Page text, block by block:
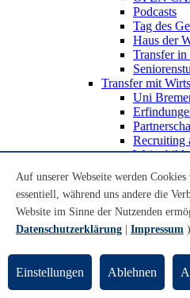
Podcasts
Tag des
Haus der
Transfer
Transfer mit
Uni
Recruiting
Lehrkräfte
UniTransfer -
Auf unserer Webseite werden
essentiell, während uns andere die
Website im Sinne der Nutzenden
Datenschutzerklärung
Impressum )
Einstellungen Ablehnen